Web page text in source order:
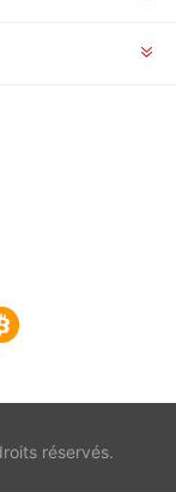
réservés.